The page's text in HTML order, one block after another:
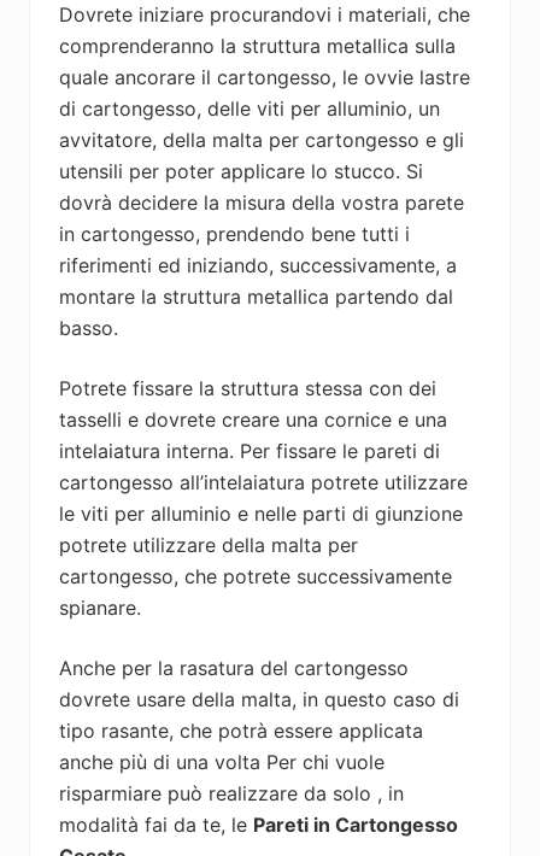
Dovrete iniziare procurandovi i materiali, che
comprenderanno la struttura metallica sulla
quale ancorare il cartongesso, le ovvie lastre
di cartongesso, delle viti per alluminio, un
avvitatore, della malta per cartongesso e gli
utensili per poter applicare lo stucco. Si
dovrà decidere la misura della vostra parete
in cartongesso, prendendo bene tutti i
riferimenti ed iniziando, successivamente, a
montare la struttura metallica partendo dal
basso.
Potrete fissare la struttura stessa con dei
tasselli e dovrete creare una cornice e una
intelaiatura interna. Per fissare le pareti di
cartongesso all’intelaiatura potrete utilizzare
le viti per alluminio e nelle parti di giunzione
potrete utilizzare della malta per
cartongesso, che potrete successivamente
spianare.
Anche per la rasatura del cartongesso
dovrete usare della malta, in questo caso di
tipo rasante, che potrà essere applicata
anche più di una volta Per chi vuole
risparmiare può realizzare da solo , in
modalità fai da te, le Pareti in Cartongesso